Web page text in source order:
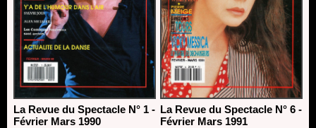
La Revue du Spectacle N° 1 -
Février Mars 1990
La Revue du Spectacle N° 6 -
Février Mars 1991